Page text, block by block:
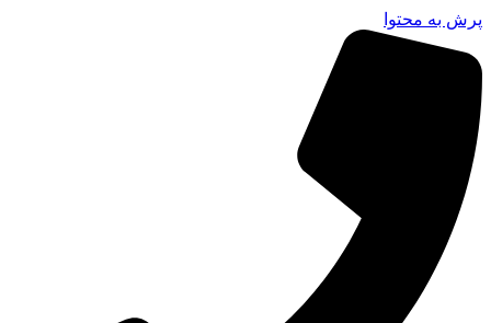
پرش به محتوا